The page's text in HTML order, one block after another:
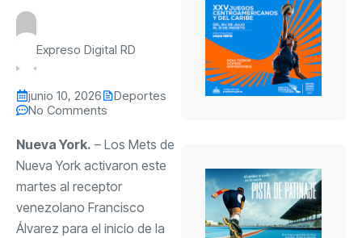
Expreso Digital RD
junio 10, 2026
Deportes
No Comments
Nueva York. – Los Mets de
Nueva York activaron este
martes al receptor
venezolano Francisco
Álvarez para el inicio de la